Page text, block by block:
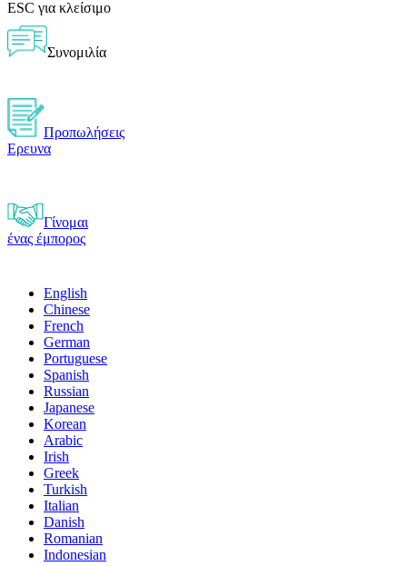
ESC για κλείσιμο
Συνομιλία
Προπωλήσεις
Ερευνα
Γίνομαι
ένας έμπορος
English
Chinese
French
German
Portuguese
Spanish
Russian
Japanese
Korean
Arabic
Irish
Greek
Turkish
Italian
Danish
Romanian
Indonesian